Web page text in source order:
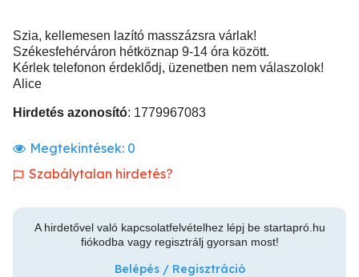
Szia, kellemesen lazító masszázsra várlak!
Székesfehérváron hétköznap 9-14 óra között.
Kérlek telefonon érdeklődj, üzenetben nem válaszolok!
Alice
Hirdetés azonosító: 1779967083
Megtekintések: 0
Szabálytalan hirdetés?
A hirdetővel való kapcsolatfelvételhez lépj be startapró.hu
fiókodba vagy regisztrálj gyorsan most!
Belépés / Regisztráció